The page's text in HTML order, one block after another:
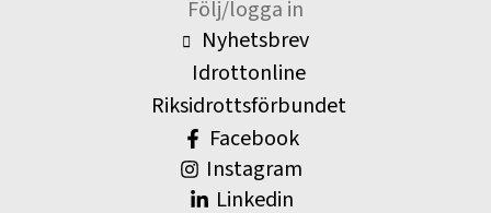
Följ/logga in
Nyhetsbrev
Idrottonline
Riksidrottsförbundet
Facebook
Instagram
Linkedin